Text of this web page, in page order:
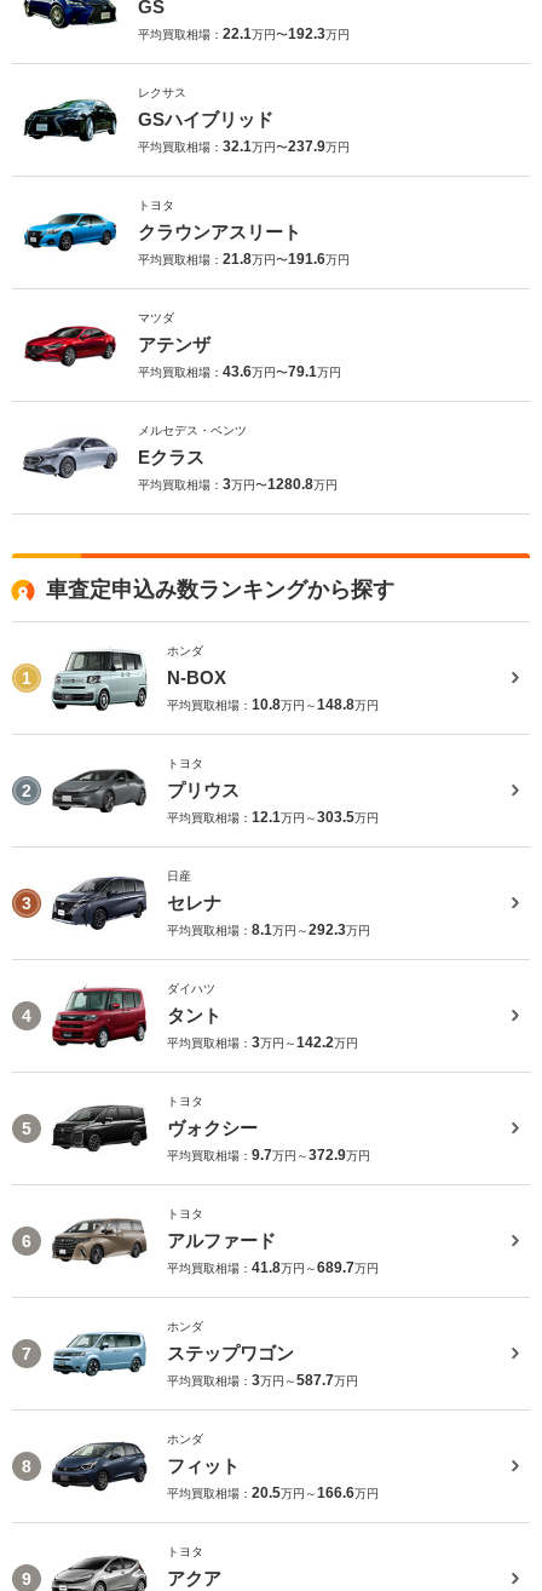
GS
平均買取相場： 22.1万円〜192.3万円
レクサス
GSハイブリッド
平均買取相場： 32.1万円〜237.9万円
トヨタ
クラウンアスリート
平均買取相場： 21.8万円〜191.6万円
マツダ
アテンザ
平均買取相場： 43.6万円〜79.1万円
メルセデス・ベンツ
Eクラス
平均買取相場： 3万円〜1280.8万円
車査定申込み数ランキングから探す
1
ホンダ
N-BOX
平均買取相場： 10.8万円～148.8万円
2
トヨタ
プリウス
平均買取相場： 12.1万円～303.5万円
3
日産
セレナ
平均買取相場： 8.1万円～292.3万円
4
ダイハツ
タント
平均買取相場： 3万円～142.2万円
5
トヨタ
ヴォクシー
平均買取相場： 9.7万円～372.9万円
6
トヨタ
アルファード
平均買取相場： 41.8万円～689.7万円
7
ホンダ
ステップワゴン
平均買取相場： 3万円～587.7万円
8
ホンダ
フィット
平均買取相場： 20.5万円～166.6万円
9
トヨタ
アクア